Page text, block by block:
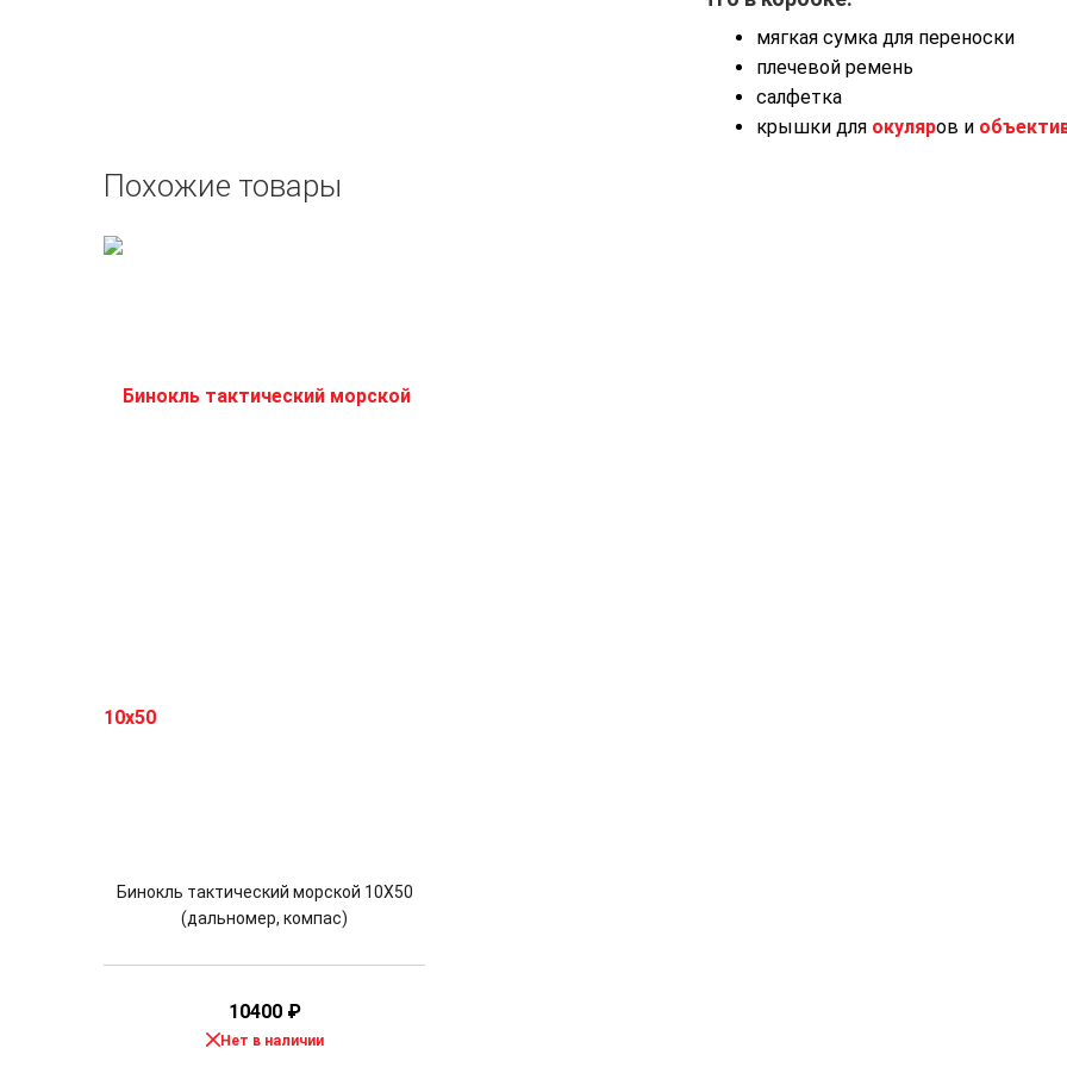
мягкая сумка для переноски
плечевой ремень
cалфетка
крышки для окуляров и
Похожие товары
Бинокль тактический морской 10X50
(дальномер, компас)
10400 ₽
Нет в наличии